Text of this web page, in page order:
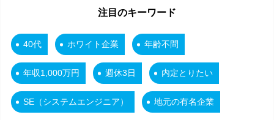
注目のキーワード
40代 ホワイト企業 年齢不問
年収1,000万円 週休3日 内定とりたい
SE（システムエンジニア） 地元の有名企業